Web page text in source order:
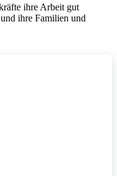
ihre Arbeit gut
ihre Familien und